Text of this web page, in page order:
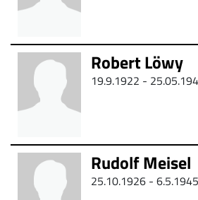
Robert Löwy
19.9.1922 -
Rudolf Meisel
25.10.1926 - 6.5.1945